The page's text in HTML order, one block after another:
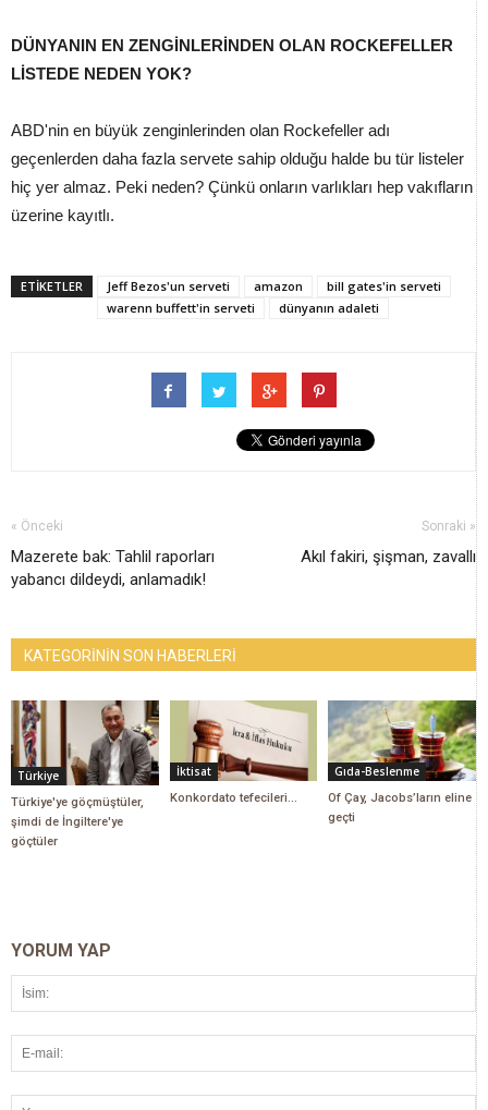
DÜNYANIN EN ZENGİNLERİNDEN OLAN ROCKEFELLER
LİSTEDE NEDEN YOK?
ABD'nin en büyük zenginlerinden olan Rockefeller adı
geçenlerden daha fazla servete sahip olduğu halde bu tür listeler
hiç yer almaz. Peki neden? Çünkü onların varlıkları hep vakıfların
üzerine kayıtlı.
ETİKETLER Jeff Bezos'un serveti amazon
bill gates'in serveti
warenn buffett'in serveti
dünyanın adaleti
« Önceki
Mazerete bak: Tahlil raporları
yabancı dildeydi, anlamadık!
Sonraki »
Akıl fakiri, şişman, zavallı
KATEGORİNİN SON HABERLERİ
Türkiye
Türkiye'ye göçmüştüler,
şimdi de İngiltere'ye
göçtüler
İktisat
Konkordato tefecileri…
Gıda-Beslenme
Of Çay, Jacobs’ların eline
geçti
YORUM YAP